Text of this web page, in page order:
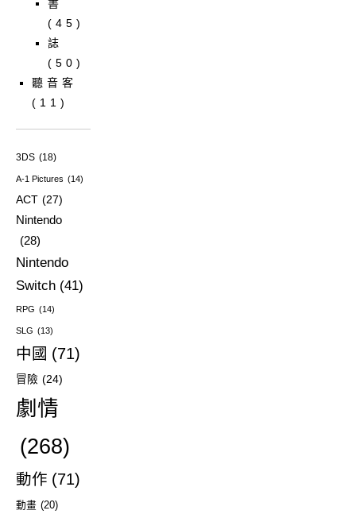
書
(45)
誌
(50)
聽音客
(11)
3DS (18)
A-1 Pictures (14)
ACT (27)
Nintendo
(28)
Nintendo
Switch (41)
RPG (14)
SLG (13)
中國 (71)
冒險 (24)
劇情
(268)
動作 (71)
動畫 (20)